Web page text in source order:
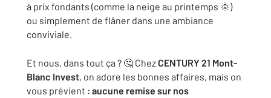
à prix fondants (comme la neige au printemps 🌞)
ou simplement de flâner dans une ambiance
conviviale.
Et nous, dans tout ça ? 🤔 ChezCENTURY 21 Mont-
Blanc Invest, on adore les bonnes affaires, mais on
vous prévient : aucune remise sur nos